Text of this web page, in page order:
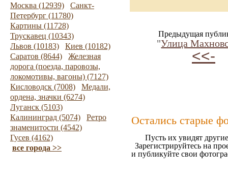
Москва (12939)
Санкт-
Петербург (11780)
Картины (11728)
Трускавец (10343)
Львов (10183)
Киев (10182)
Саратов (8644)
Железная
дорога (поезда, паровозы,
локомотивы, вагоны) (7127)
Кисловодск (7008)
Медали,
ордена, значки (6274)
Луганск (5103)
Калининград (5074)
Ретро
знаменитости (4542)
Гусев (4162)
все города >>
Предыдущая
"Улица
<<-
Остались старые
Пусть их увидят
Зарегистрируйтесь на
и публикуйте свои